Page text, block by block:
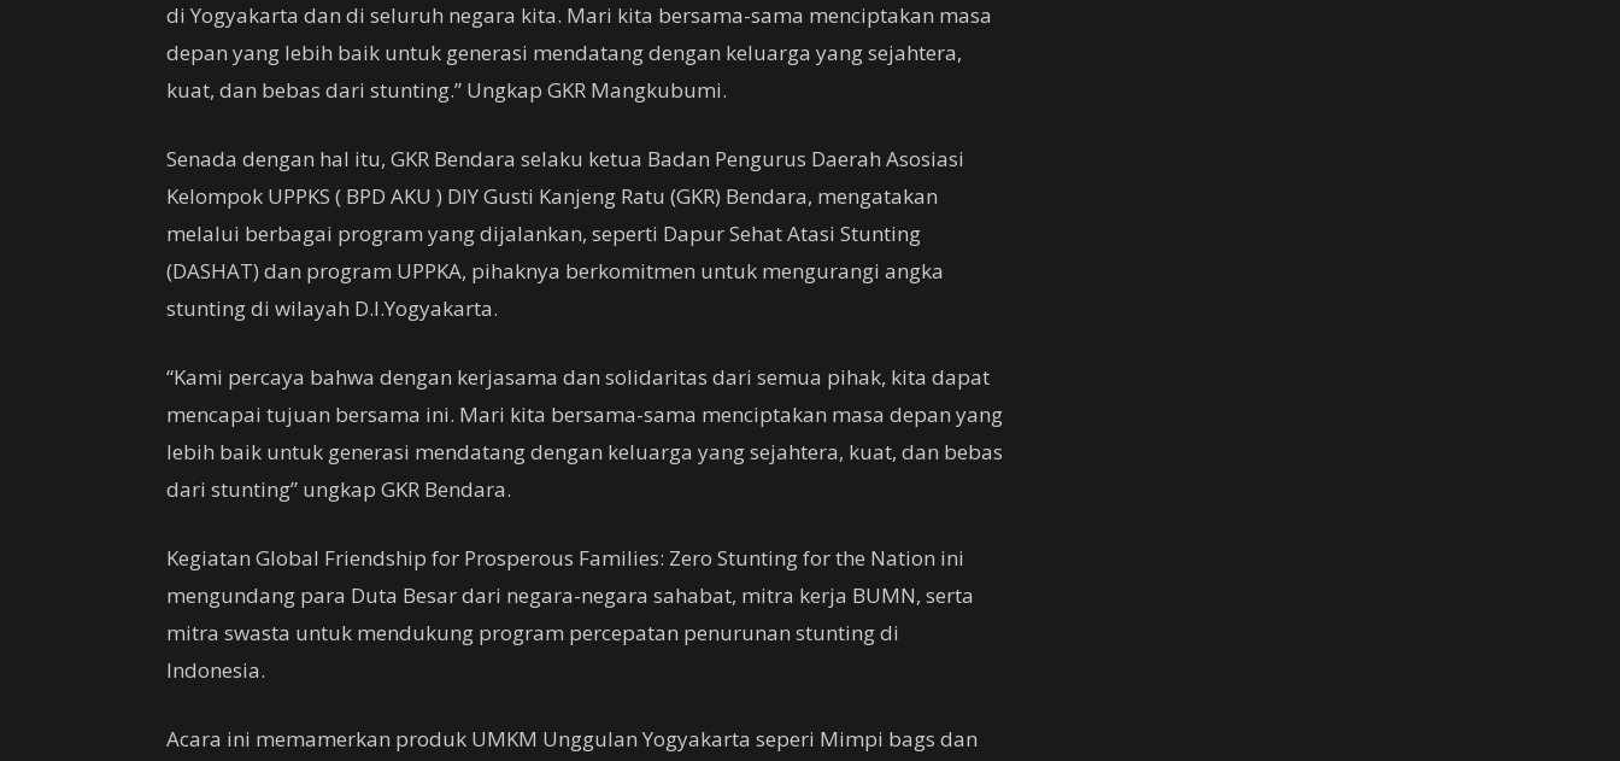
di Yogyakarta dan di seluruh negara kita. Mari kita bersama-sama menciptakan masa
depan yang lebih baik untuk generasi mendatang dengan keluarga yang sejahtera,
kuat, dan bebas dari stunting.” Ungkap GKR Mangkubumi.
Senada dengan hal itu, GKR Bendara selaku ketua Badan Pengurus Daerah Asosiasi
Kelompok UPPKS ( BPD AKU ) DIY Gusti Kanjeng Ratu (GKR) Bendara, mengatakan
melalui berbagai program yang dijalankan, seperti Dapur Sehat Atasi Stunting
(DASHAT) dan program UPPKA, pihaknya berkomitmen untuk mengurangi angka
stunting di wilayah D.I.Yogyakarta.
“Kami percaya bahwa dengan kerjasama dan solidaritas dari semua pihak, kita dapat
mencapai tujuan bersama ini. Mari kita bersama-sama menciptakan masa depan yang
lebih baik untuk generasi mendatang dengan keluarga yang sejahtera, kuat, dan bebas
dari stunting” ungkap GKR Bendara.
Kegiatan Global Friendship for Prosperous Families: Zero Stunting for the Nation ini
mengundang para Duta Besar dari negara-negara sahabat, mitra kerja BUMN, serta
mitra swasta untuk mendukung program percepatan penurunan stunting di
Indonesia.
Acara ini memamerkan produk UMKM Unggulan Yogyakarta seperi Mimpi bags dan